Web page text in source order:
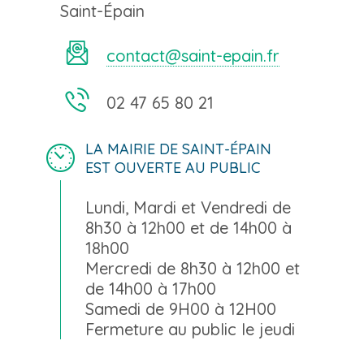
Saint-Épain
contact@saint-epain.fr
02 47 65 80 21
LA MAIRIE DE SAINT-ÉPAIN
EST OUVERTE AU PUBLIC
Lundi, Mardi et Vendredi de
8h30 à 12h00 et de 14h00 à
18h00
Mercredi de 8h30 à 12h00 et
de 14h00 à 17h00
Samedi de 9H00 à 12H00
Fermeture au public le jeudi